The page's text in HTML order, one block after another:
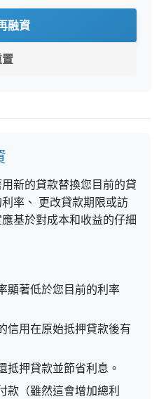
融資
新的貸款替換您目前的貸
率、 更改貸款期限或訪
基於對成本和收益的仔細
顯著低於您目前的利率
信用在原始抵押貸款後有
抵押貸款並節省利息。
款（雖然這會增加總利